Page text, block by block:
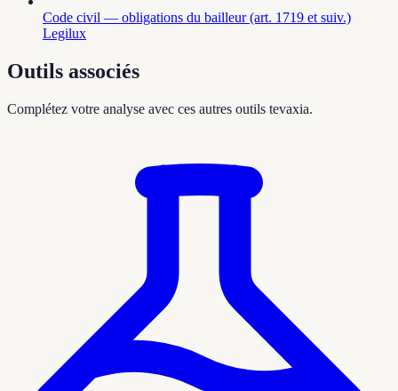
Code civil — obligations du bailleur (art. 1719 et suiv.)
Legilux
Outils associés
Complétez votre analyse avec ces autres outils tevaxia.